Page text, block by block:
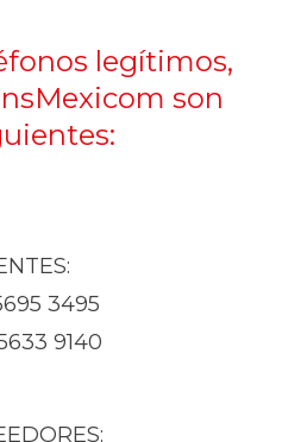
legítimos,
son
3495
9140